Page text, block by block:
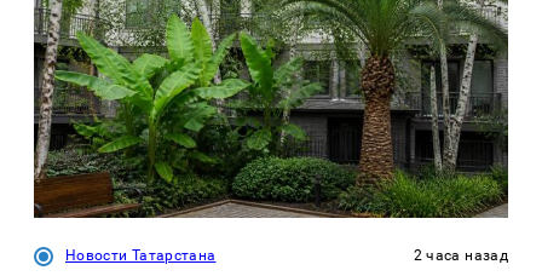
Новости Татарстана 2 часа назад